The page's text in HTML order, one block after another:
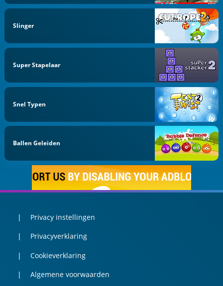
Slinger
Super Stapelaar
Snel Typen
Ballen Geleiden
Privacy instellingen
Privacyverklaring
Cookieverklaring
Algemene voorwaarden